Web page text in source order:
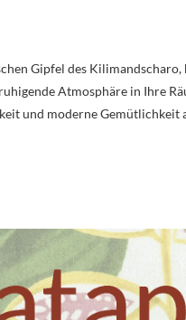
Gipfel des
Atmosphäre in Ihre
und moderne Gemütlichkeit